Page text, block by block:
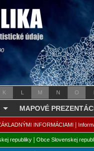
K L M N O
MAPOVÉ
INFORMÁCIAMI
republiky| Obce Slovenskej